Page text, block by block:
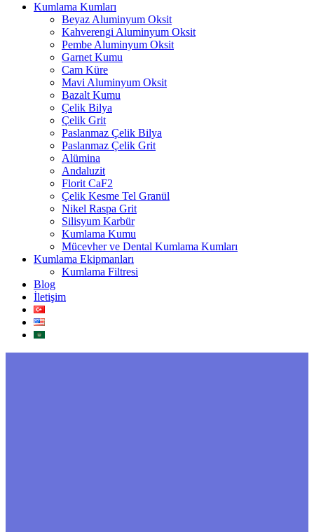
Kumlama Kumları
Beyaz Aluminyum Oksit
Kahverengi Aluminyum Oksit
Pembe Aluminyum Oksit
Garnet Kumu
Cam Küre
Mavi Aluminyum Oksit
Bazalt Kumu
Çelik Bilya
Çelik Grit
Paslanmaz Çelik Bilya
Paslanmaz Çelik Grit
Alümina
Andaluzit
Florit CaF2
Çelik Kesme Tel Granül
Nikel Raspa Grit
Silisyum Karbür
Kumlama Kumu
Mücevher ve Dental Kumlama Kumları
Kumlama Ekipmanları
Kumlama Filtresi
Blog
İletişim